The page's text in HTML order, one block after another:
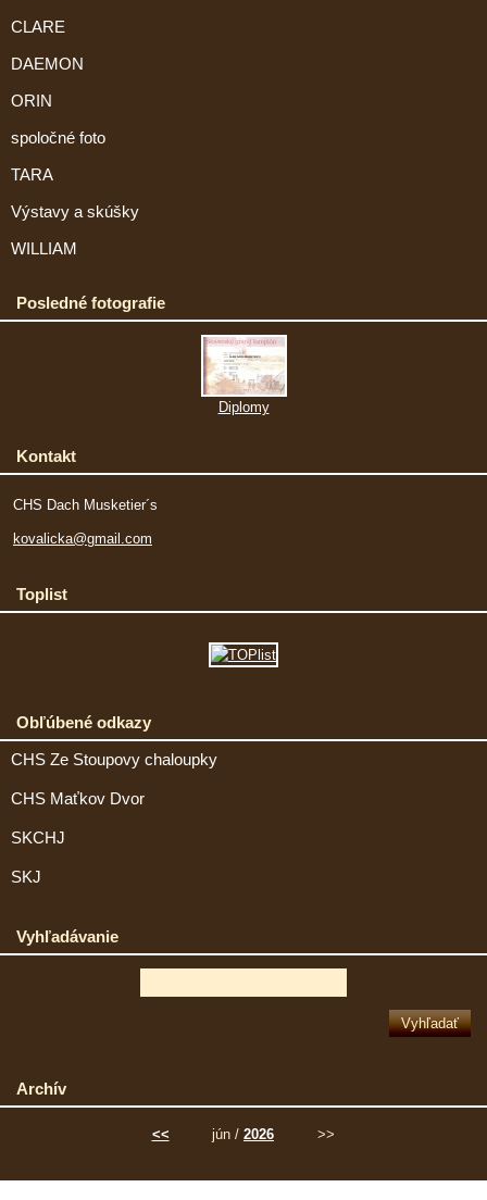
CLARE
DAEMON
ORIN
spoločné foto
TARA
Výstavy a skúšky
WILLIAM
Posledné fotografie
Diplomy
Kontakt
CHS Dach Musketier´s
kovalicka@gmail.com
Toplist
Obľúbené odkazy
CHS Ze Stoupovy chaloupky
CHS Maťkov Dvor
SKCHJ
SKJ
Vyhľadávanie
Archív
<< jún / 2026 >>